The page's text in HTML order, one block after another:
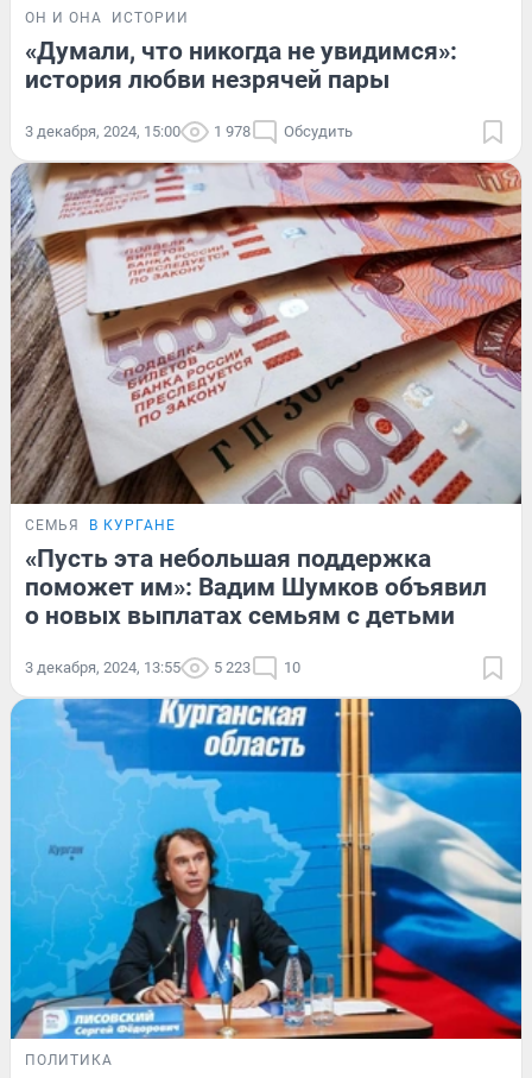
ОН И ОНА ИСТОРИИ
«Думали, что никогда не увидимся»:
история любви незрячей пары
3 декабря, 2024, 15:00 1 978 Обсудить
СЕМЬЯ В КУРГАНЕ
«Пусть эта небольшая поддержка
поможет им»: Вадим Шумков объявил
о новых выплатах семьям с детьми
3 декабря, 2024, 13:55 5 223 10
ПОЛИТИКА